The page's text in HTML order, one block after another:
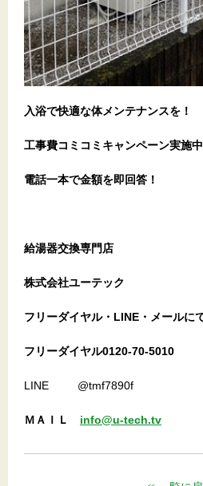
入浴で快適な体メンテナンスを！
工事費コミコミキャンペーン実施中
電話一本で金額を即回答！
給湯器交換専門店
株式会社ユーテック
フリーダイヤル・LINE・メールに
フリーダイヤル0120-70-5010
LINE @tmf7890f
ＭＡＩＬ info@u-tech.tv